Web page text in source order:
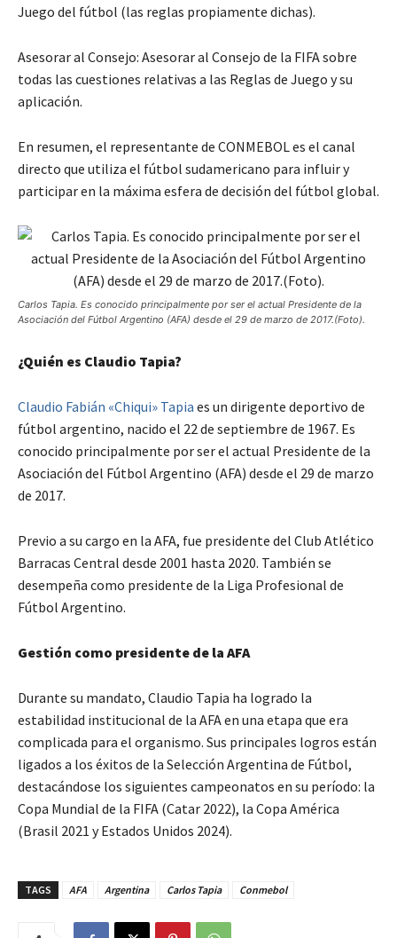
Juego del fútbol (las reglas propiamente dichas).
Asesorar al Consejo: Asesorar al Consejo de la FIFA sobre
todas las cuestiones relativas a las Reglas de Juego y su
aplicación.
En resumen, el representante de CONMEBOL es el canal
directo que utiliza el fútbol sudamericano para influir y
participar en la máxima esfera de decisión del fútbol global.
Carlos Tapia. Es conocido principalmente por ser el actual Presidente de la
Asociación del Fútbol Argentino (AFA) desde el 29 de marzo de 2017.(Foto).
¿Quién es Claudio Tapia?
Claudio Fabián «Chiqui» Tapia es un dirigente deportivo de
fútbol argentino, nacido el 22 de septiembre de 1967. Es
conocido principalmente por ser el actual Presidente de la
Asociación del Fútbol Argentino (AFA) desde el 29 de marzo
de 2017.
Previo a su cargo en la AFA, fue presidente del Club Atlético
Barracas Central desde 2001 hasta 2020. También se
desempeña como presidente de la Liga Profesional de
Fútbol Argentino.
Gestión como presidente de la AFA
Durante su mandato, Claudio Tapia ha logrado la
estabilidad institucional de la AFA en una etapa que era
complicada para el organismo. Sus principales logros están
ligados a los éxitos de la Selección Argentina de Fútbol,
destacándose los siguientes campeonatos en su período: la
Copa Mundial de la FIFA (Catar 2022), la Copa América
(Brasil 2021 y Estados Unidos 2024).
TAGS AFA Argentina Carlos Tapia Conmebol